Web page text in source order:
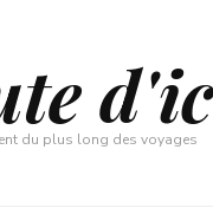
du plus long des voyages